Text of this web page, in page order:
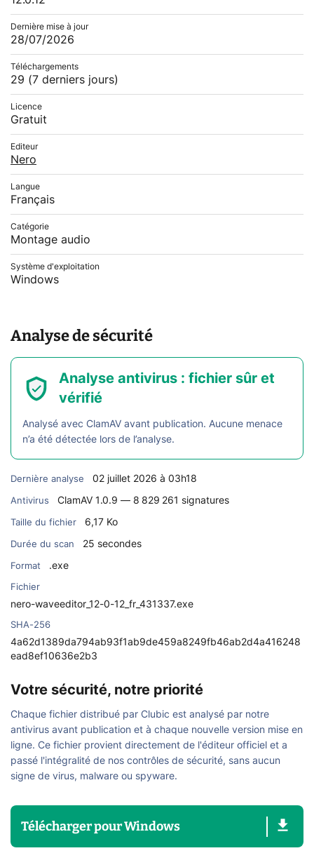
Dernière mise à jour
28/07/2026
Téléchargements
29 (7 derniers jours)
Licence
Gratuit
Editeur
Nero
Langue
Français
Catégorie
Montage audio
Système d'exploitation
Windows
Analyse de sécurité
Analyse antivirus : fichier sûr et
vérifié
Analysé avec ClamAV avant publication. Aucune menace
n’a été détectée lors de l’analyse.
Dernière analyse 02 juillet 2026 à 03h18
Antivirus ClamAV 1.0.9 — 8 829 261 signatures
Taille du fichier 6,17 Ko
Durée du scan 25 secondes
Format .exe
Fichier
nero-waveeditor_12-0-12_fr_431337.exe
SHA-256
4a62d1389da794ab93f1ab9de459a8249fb46ab2d4a416248
ead8ef10636e2b3
Votre sécurité, notre priorité
Chaque fichier distribué par Clubic est analysé par notre
antivirus avant publication et à chaque nouvelle version mise en
ligne. Ce fichier provient directement de l'éditeur officiel et a
passé l'intégralité de nos contrôles de sécurité, sans aucun
signe de virus, malware ou spyware.
TéléchargerpourWindows